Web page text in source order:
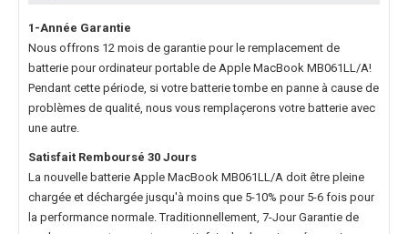
1-Année Garantie
Nous offrons 12 mois de garantie pour le remplacement de
batterie pour ordinateur portable de Apple MacBook MB061LL/A!
Pendant cette période, si votre batterie tombe en panne à cause de
problèmes de qualité, nous vous remplaçerons votre batterie avec
une autre.
Satisfait Remboursé 30 Jours
La nouvelle batterie Apple MacBook MB061LL/A doit être pleine
chargée et déchargée jusqu'à moins que 5-10% pour 5-6 fois pour
la performance normale. Traditionnellement, 7-Jour Garantie de